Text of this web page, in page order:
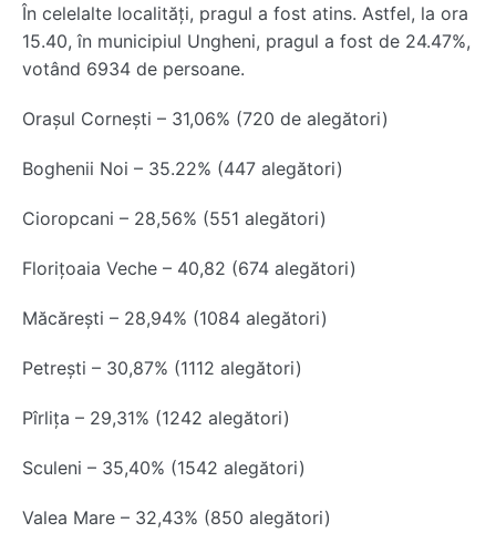
În celelalte localități, pragul a fost atins. Astfel, la ora
15.40, în municipiul Ungheni, pragul a fost de 24.47%,
votând 6934 de persoane.
Orașul Cornești – 31,06% (720 de alegători)
Boghenii Noi – 35.22% (447 alegători)
Cioropcani – 28,56% (551 alegători)
Florițoaia Veche – 40,82 (674 alegători)
Măcărești – 28,94% (1084 alegători)
Petrești – 30,87% (1112 alegători)
Pîrlița – 29,31% (1242 alegători)
Sculeni – 35,40% (1542 alegători)
Valea Mare – 32,43% (850 alegători)